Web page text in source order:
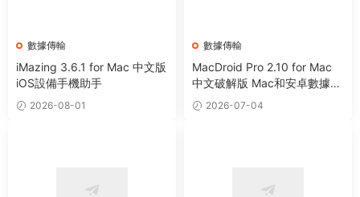
數據傳輸
iMazing 3.6.1 for Mac 中文版
iOS設備手機助手
2026-08-01
數據傳輸
MacDroid Pro 2.10 for Mac
中文破解版 Mac和安卓數據傳
輸軟件
2026-07-04